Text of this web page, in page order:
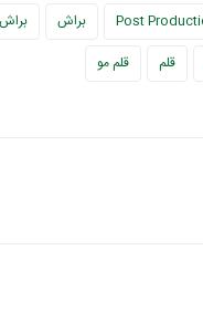
Post براش
قلم قلم مو